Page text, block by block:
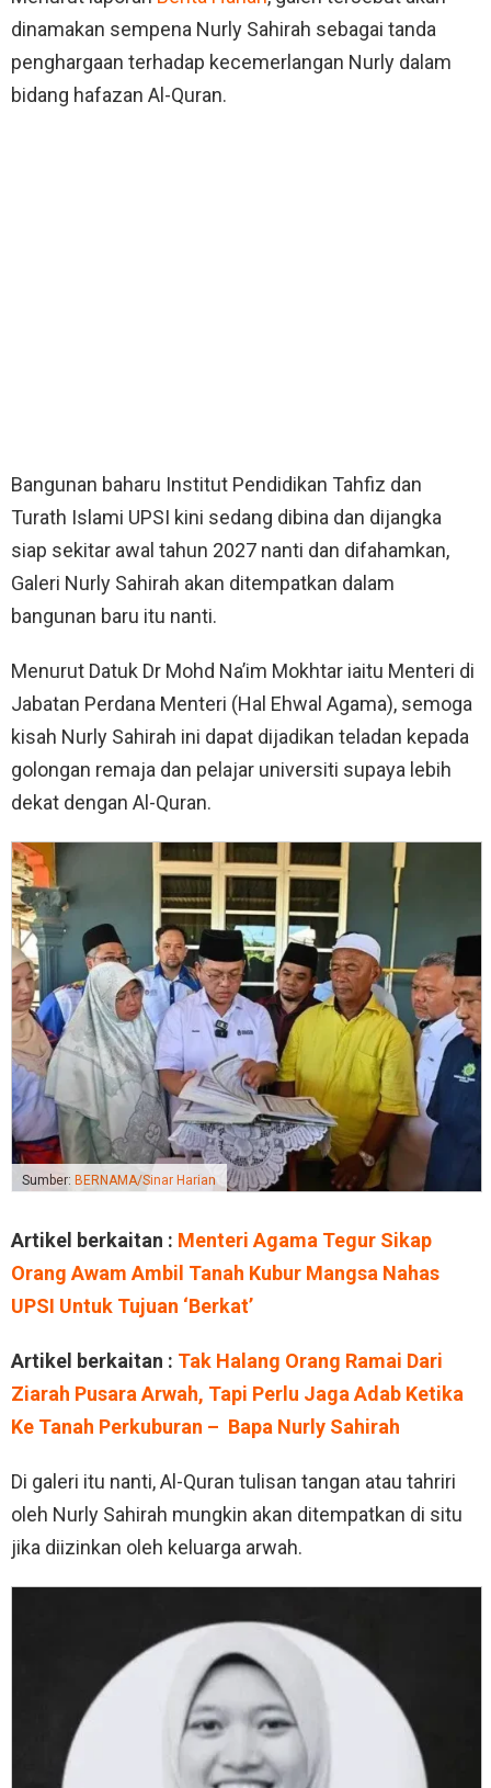
dinamakan sempena Nurly Sahirah sebagai tanda
penghargaan terhadap kecemerlangan Nurly dalam
bidang hafazan Al-Quran.
Bangunan baharu Institut Pendidikan Tahfiz dan
Turath Islami UPSI kini sedang dibina dan dijangka
siap sekitar awal tahun 2027 nanti dan difahamkan,
Galeri Nurly Sahirah akan ditempatkan dalam
bangunan baru itu nanti.
Menurut Datuk Dr Mohd Na’im Mokhtar iaitu Menteri di
Jabatan Perdana Menteri (Hal Ehwal Agama), semoga
kisah Nurly Sahirah ini dapat dijadikan teladan kepada
golongan remaja dan pelajar universiti supaya lebih
dekat dengan Al-Quran.
Sumber: BERNAMA/Sinar Harian
Artikel berkaitan : Menteri Agama Tegur Sikap
Orang Awam Ambil Tanah Kubur Mangsa Nahas
UPSI Untuk Tujuan ‘Berkat’
Artikel berkaitan : Tak Halang Orang Ramai Dari
Ziarah Pusara Arwah, Tapi Perlu Jaga Adab Ketika
Ke Tanah Perkuburan – Bapa Nurly Sahirah
Di galeri itu nanti, Al-Quran tulisan tangan atau tahriri
oleh Nurly Sahirah mungkin akan ditempatkan di situ
jika diizinkan oleh keluarga arwah.